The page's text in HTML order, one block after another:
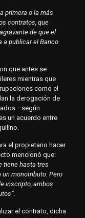
primera o la más
contratos, que
de que el
a publicar el Banco
que antes se
mientras que
como el
la derogación de
–según
un acuerdo entre
el propietario hacer
mencionó que:
tiene hasta tres
monotributo. Pero
inscripto, ambos
el contrato, dicha